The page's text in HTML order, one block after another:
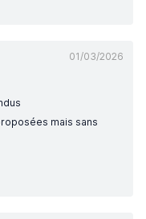
01/03/2026
mais sans